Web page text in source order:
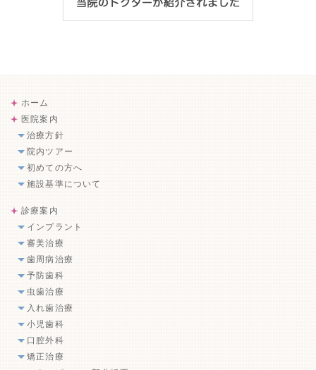
ホーム
医院案内
治療方針
院内ツアー
初めての方へ
施設基準について
診療案内
インプラント
審美治療
歯周病治療
予防歯科
虫歯治療
入れ歯治療
小児歯科
口腔外科
矯正治療